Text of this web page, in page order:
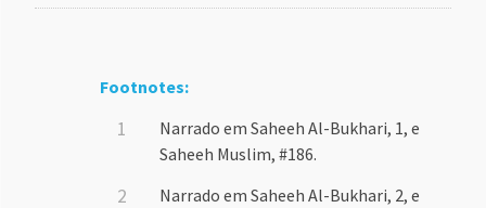
Footnotes:
Narrado em Saheeh Al-Bukhari, 1, e
Saheeh Muslim, #186.
Narrado em Saheeh Al-Bukhari, 2, e